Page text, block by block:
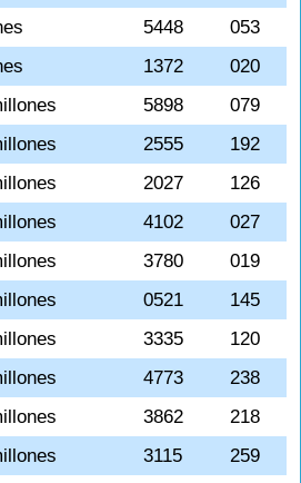
5448
053
1372
020
5898
079
2555
192
2027
126
4102
027
3780
019
0521
145
3335
120
4773
238
3862
218
3115
259